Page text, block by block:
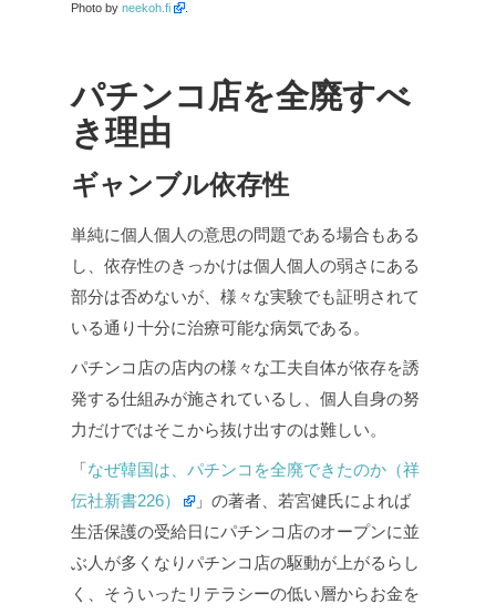
Photo by neekoh.fi .
パチンコ店を全廃すべ
き理由
ギャンブル依存性
単純に個人個人の意思の問題である場合もある
し、依存性のきっかけは個人個人の弱さにある
部分は否めないが、様々な実験でも証明されて
いる通り十分に治療可能な病気である。
パチンコ店の店内の様々な工夫自体が依存を誘
発する仕組みが施されているし、個人自身の努
力だけではそこから抜け出すのは難しい。
「なぜ韓国は、パチンコを全廃できたのか（祥
伝社新書226）
」の著者、若宮健氏によれば
生活保護の受給日にパチンコ店のオープンに並
ぶ人が多くなりパチンコ店の駆動が上がるらし
く、そういったリテラシーの低い層からお金を